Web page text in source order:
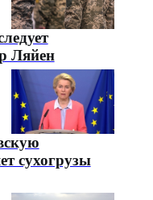
Ляйен
сухогрузы